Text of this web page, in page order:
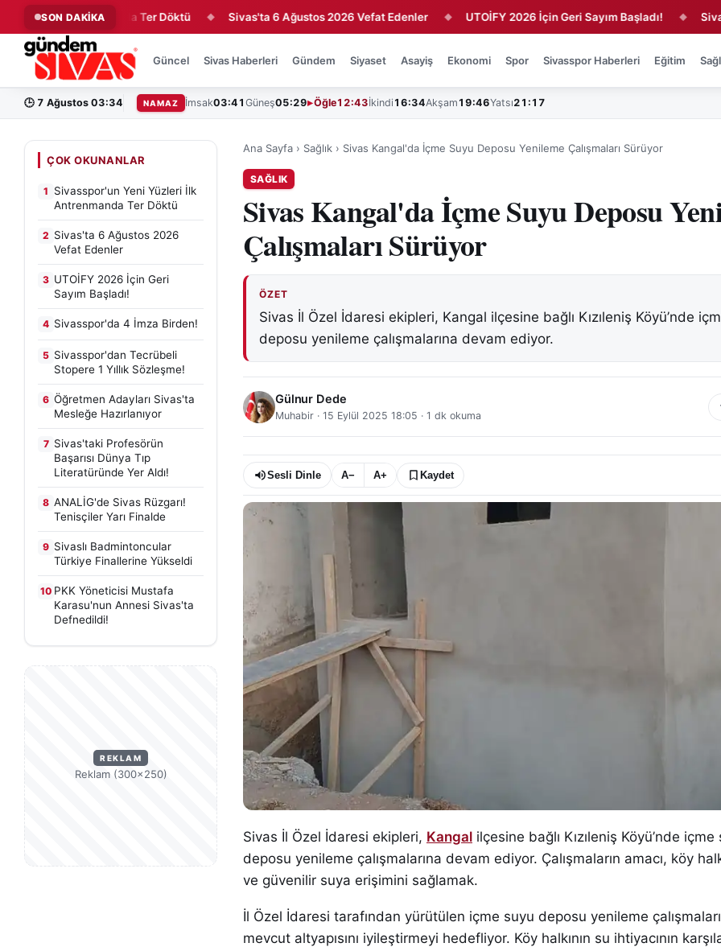
SON DAKİKA
İlk Antrenmanda Ter Döktü ◆ Sivas'ta 6 Ağustos 2026 Vefat Edenler ◆ UTOİFY 2026 İçin Geri Sayım Başladı! ◆
Güncel Sivas Haberleri Gündem Siyaset Asayiş Ekonomi Spor Sivasspor Haberleri Eğitim
🕒 7 Ağustos 03:34 NAMAZ İmsak03:41 Güneş05:29 Öğle12:43İkindi 16:34Akşam 19:46Yatsı21:17
ÇOK OKUNANLAR
1 Sivasspor'un Yeni Yüzleri İlk
Antrenmanda Ter Döktü
2 Sivas'ta 6 Ağustos 2026
Vefat Edenler
3 UTOİFY 2026 İçin Geri
Sayım Başladı!
4 Sivasspor'da 4 İmza Birden!
5 Sivasspor'dan Tecrübeli
Stopere 1 Yıllık Sözleşme!
6 Öğretmen Adayları Sivas'ta
Mesleğe Hazırlanıyor
7 Sivas'taki Profesörün
Başarısı Dünya Tıp
Literatüründe Yer Aldı!
8 ANALİG'de Sivas Rüzgarı!
Tenisçiler Yarı Finalde
9 Sivaslı Badmintoncular
Türkiye Finallerine Yükseldi
10 PKK Yöneticisi Mustafa
Karasu'nun Annesi Sivas'ta
Defnedildi!
REKLAM
Reklam (300×250)
Ana Sayfa › Sağlık › Sivas Kangal'da İçme Suyu Deposu Yenileme Çalışmaları Sürüyor
SAĞLIK
Sivas Kangal'da İçme Suyu Deposu
Çalışmaları Sürüyor
ÖZET
Sivas İl Özel İdaresi ekipleri, Kangal ilçesine bağlı Kızıleniş Köyü’nde
deposu yenileme çalışmalarına devam ediyor.
Gülnur Dede
Muhabir · 15 Eylül 2025 18:05 · 1 dk okuma
Sesli Dinle A− A+ Kaydet
Sivas İl Özel İdaresi ekipleri, Kangal ilçesine bağlı Kızıleniş Köyü’nde içme
deposu yenileme çalışmalarına devam ediyor. Çalışmaların amacı, köy
ve güvenilir suya erişimini sağlamak.
İl Özel İdaresi tarafından yürütülen içme suyu deposu yenileme
mevcut altyapısını iyileştirmeyi hedefliyor. Köy halkının su ihtiyacının